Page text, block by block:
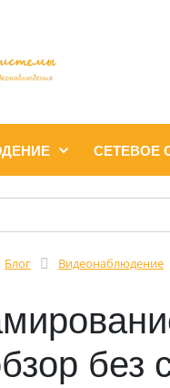
СЕТЕВОЕ
Блог Видеонаблюдение
без